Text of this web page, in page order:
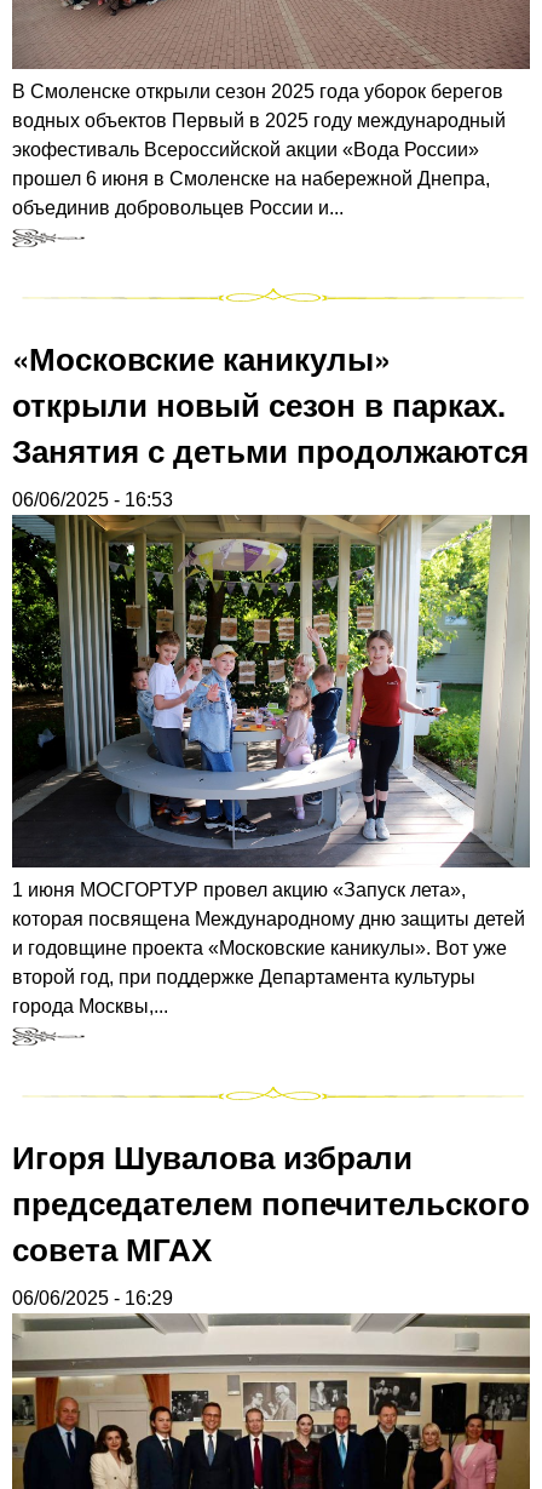
В Смоленске открыли сезон 2025 года уборок берегов
водных объектов Первый в 2025 году международный
экофестиваль Всероссийской акции «Вода России»
прошел 6 июня в Смоленске на набережной Днепра,
объединив добровольцев России и...
«Московские каникулы»
открыли новый сезон в парках.
Занятия с детьми продолжаются
06/06/2025 - 16:53
1 июня МОСГОРТУР провел акцию «Запуск лета»,
которая посвящена Международному дню защиты детей
и годовщине проекта «Московские каникулы». Вот уже
второй год, при поддержке Департамента культуры
города Москвы,...
Игоря Шувалова избрали
председателем попечительского
совета МГАХ
06/06/2025 - 16:29